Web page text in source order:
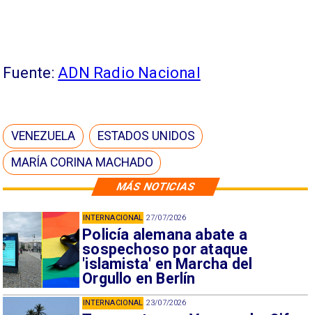
MÁS NOTICIAS
27/07/2026
Policía alemana abate a
sospechoso por ataque
'islamista' en Marcha del
Orgullo en Berlín
INTERNACIONAL
23/07/2026
INTERNACIONAL
Fuente: ADN Radio Nacional
VENEZUELA
ESTADOS UNIDOS
MARÍA CORINA MACHADO